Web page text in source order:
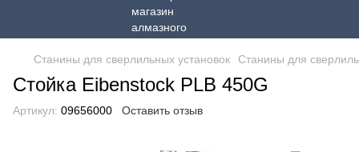
Станины для сверлильных установок Станины для
Стойка Eibenstock PLB 450G
Артикул: 09656000 Оставить отзыв